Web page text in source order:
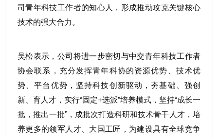
司青年科技工作者的知心人，形成推动攻克关键核心
技术的强大合力。
吴松表示，公司将进一步密切与中交青年科技工作者
协会联系，充分发挥青年科协的资源优势、技术优
势、平台优势，坚持科技创新驱动，夯基础、强创
新、育人才，实行“固定+选派”培养模式，坚持“成长一
批，推出一批”，成批次打造科研和技术骨干人才，培
养更多的领军人才、大国工匠，为建设具有全球竞争